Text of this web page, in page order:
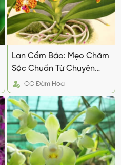
Lan Cẩm Báo: Mẹo Chăm
Sóc Chuẩn Từ Chuyên
GiaCG Đàm Hoa